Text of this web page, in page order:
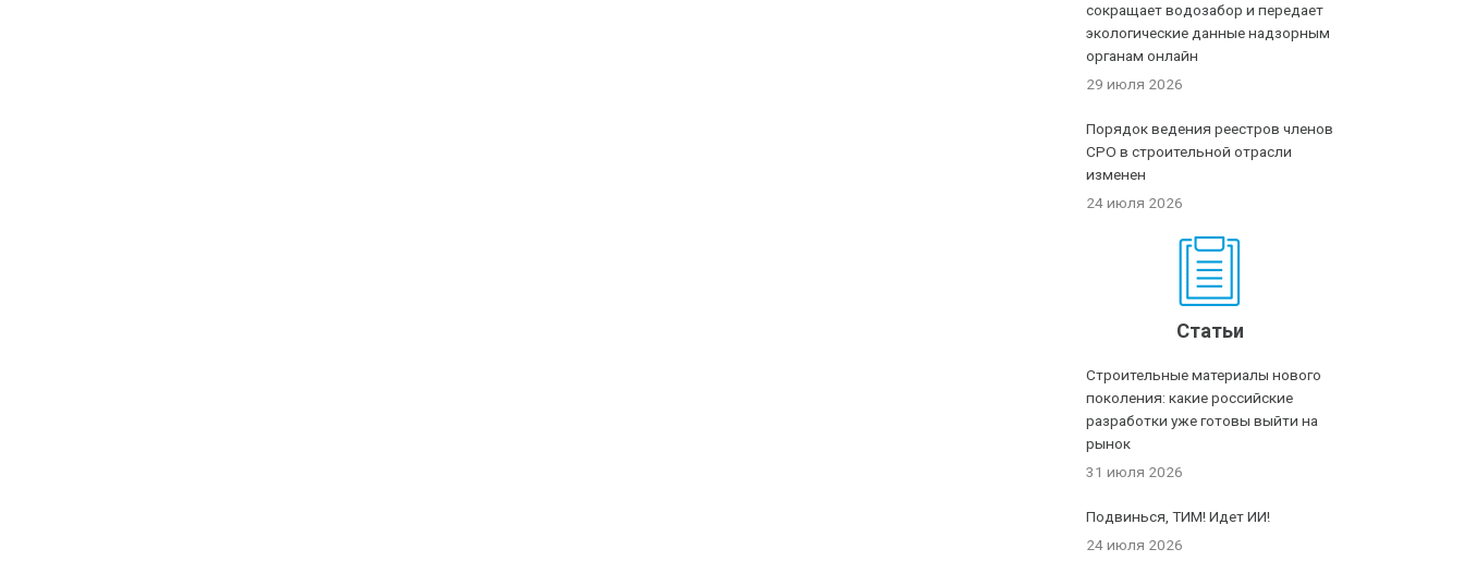
сокращает водозабор и передает
экологические данные надзорным
органам онлайн
29 июля 2026
Порядок ведения реестров членов
СРО в строительной отрасли
изменен
24 июля 2026
Статьи
Строительные материалы нового
поколения: какие российские
разработки уже готовы выйти на
рынок
31 июля 2026
Подвинься, ТИМ! Идет ИИ!
24 июля 2026